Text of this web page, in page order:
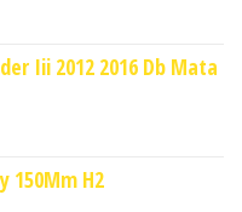
Iii 2012 2016 Db Mata
150Mm H2